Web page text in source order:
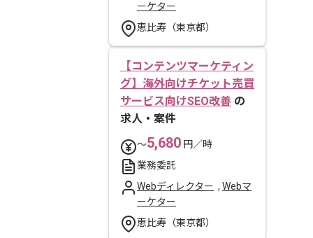
ーケター
恵比寿（東京都）
【コンテンツマーケティン
グ】海外向けチケット売買
サービス向けSEO改善 の
求人・案件
〜5,680 円／時
業務委託
Webディレクター , Webマ
ーケター
恵比寿（東京都）